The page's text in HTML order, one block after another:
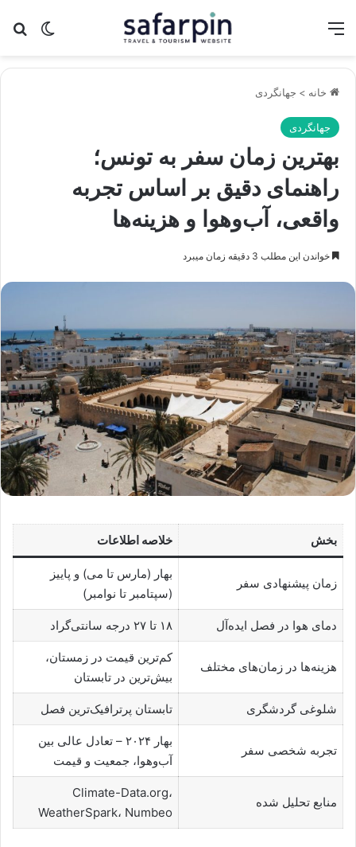
تغییر منو
خانه > جهانگردی
جهانگردی
بهترین زمان سفر به تونس؛
راهنمای دقیق بر اساس تجربه
واقعی، آب‌وهوا و هزینه‌ها
خواندن این مطلب 3 دقیقه زمان میبرد
بخش خلاصه اطلاعات
زمان پیشنهادی سفر
بهار (مارس تا می) و پاییز
(سپتامبر تا نوامبر)
دمای هوا در فصل ایده‌آل ۱۸ تا ۲۷ درجه سانتی‌گراد
هزینه‌ها در زمان‌های مختلف
کم‌ترین قیمت در زمستان،
بیش‌ترین در تابستان
شلوغی گردشگری تابستان پرترافیک‌ترین فصل
تجربه شخصی سفر
بهار ۲۰۲۴ – تعادل عالی بین
آب‌وهوا، جمعیت و قیمت
منابع تحلیل شده
Climate-Data.org،
WeatherSpark، Numbeo